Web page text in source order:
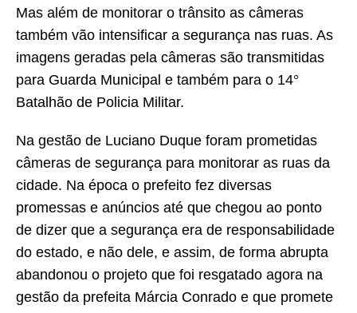
Mas além de monitorar o trânsito as câmeras
também vão intensificar a segurança nas ruas. As
imagens geradas pela câmeras são transmitidas
para Guarda Municipal e também para o 14°
Batalhão de Policia Militar.
Na gestão de Luciano Duque foram prometidas
câmeras de segurança para monitorar as ruas da
cidade. Na época o prefeito fez diversas
promessas e anúncios até que chegou ao ponto
de dizer que a segurança era de responsabilidade
do estado, e não dele, e assim, de forma abrupta
abandonou o projeto que foi resgatado agora na
gestão da prefeita Márcia Conrado e que promete